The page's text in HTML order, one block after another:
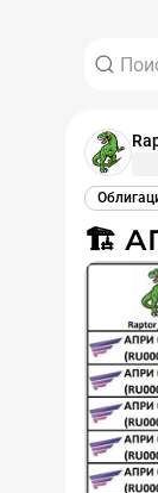
🏗️